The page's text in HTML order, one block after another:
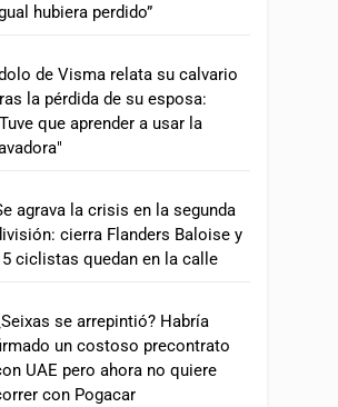
hubiera perdido”
de Visma relata su calvario
la pérdida de su esposa:
que aprender a usar la
agrava la crisis en la segunda
cierra Flanders Baloise y
ciclistas quedan en la calle
se arrepintió? Habría
un costoso precontrato
UAE pero ahora no quiere
con Pogacar